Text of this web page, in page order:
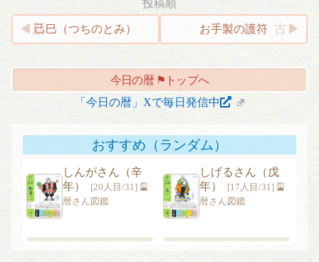
投稿順
投
稿
ナ
シ
ョ
ン
お手製の護符
己巳（つちのとみ）
今日の暦 ⚑トップへ
「今日の暦」Xで毎日発信中
おすすめ（ランダム）
しんがさん（辛
年）
[20人目/31] 🎴
暦さん図鑑
しげるさん（戊
年）
[17人目/31] 🎴
暦さん図鑑